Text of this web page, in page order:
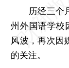
历经三个月
州外国语学校
风波，再次因
的关注。